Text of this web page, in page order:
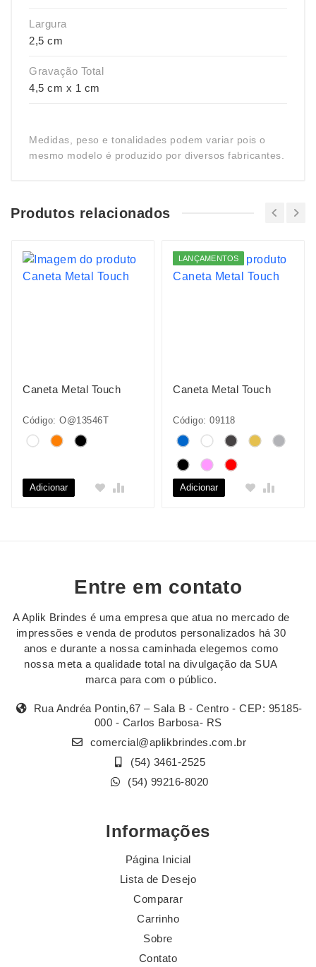
Largura
2,5 cm
Gravação Total
4,5 cm x 1 cm
Medidas, peso e tonalidades podem variar pois o
mesmo modelo é produzido por diversos fabricantes.
Produtos relacionados
Caneta Metal Touch
Código: O@13546T
Adicionar
LANÇAMENTOS
Caneta Metal Touch
Código: 09118
Adicionar
Entre em contato
A Aplik Brindes é uma empresa que atua no mercado de
impressões e venda de produtos personalizados há 30
anos e durante a nossa caminhada elegemos como
nossa meta a qualidade total na divulgação da SUA
marca para com o público.
Rua Andréa Pontin,67 – Sala B - Centro - CEP: 95185-
000 - Carlos Barbosa- RS
comercial@aplikbrindes.com.br
(54) 3461-2525
(54) 99216-8020
Informações
Página Inicial
Lista de Desejo
Comparar
Carrinho
Sobre
Contato